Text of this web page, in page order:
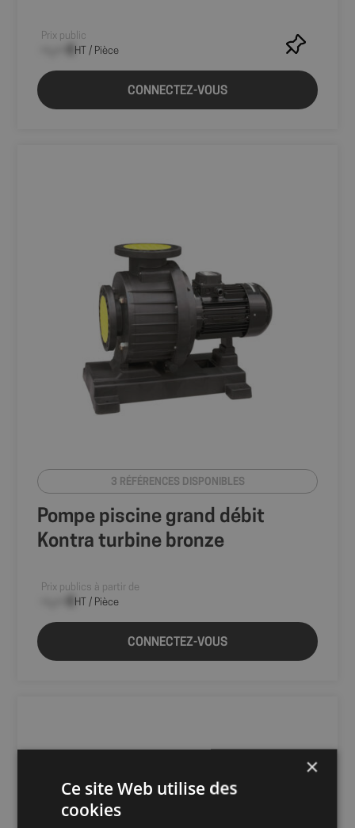
Prix public
HT / Pièce
CONNECTEZ-VOUS
3 RÉFÉRENCES DISPONIBLES
Pompe piscine grand débit
Kontra turbine bronze
Prix publics à partir de
HT / Pièce
CONNECTEZ-VOUS
×
Ce site Web utilise des
cookies